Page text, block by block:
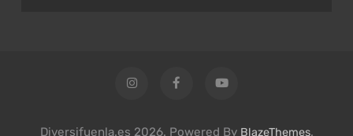
Diversifuenla.es 2026. Powered By BlazeThemes.